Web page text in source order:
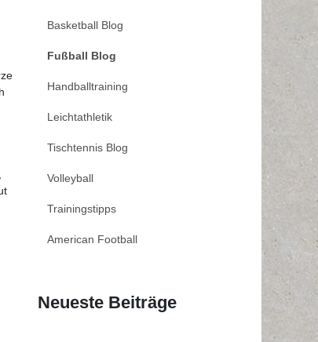
Basketball Blog
Fußball Blog
Handballtraining
Leichtathletik
Tischtennis Blog
Volleyball
Trainingstipps
American Football
Neueste Beiträge